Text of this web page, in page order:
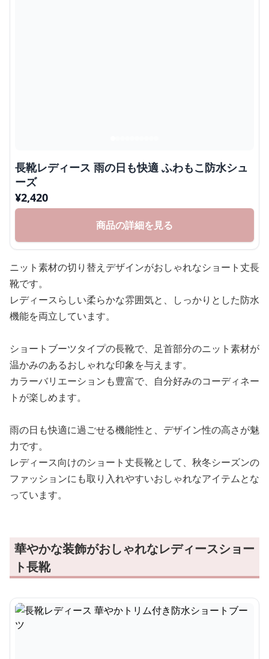
長靴レディース 雨の日も快適 ふわもこ防水シュ
ーズ
¥2,420
商品の詳細を見る
ニット素材の切り替えデザインがおしゃれなショート丈長
靴です。
レディースらしい柔らかな雰囲気と、しっかりとした防水
機能を両立しています。
ショートブーツタイプの長靴で、足首部分のニット素材が
温かみのあるおしゃれな印象を与えます。
カラーバリエーションも豊富で、自分好みのコーディネー
トが楽しめます。
雨の日も快適に過ごせる機能性と、デザイン性の高さが魅
力です。
レディース向けのショート丈長靴として、秋冬シーズンの
ファッションにも取り入れやすいおしゃれなアイテムとな
っています。
華やかな装飾がおしゃれなレディースショー
ト長靴